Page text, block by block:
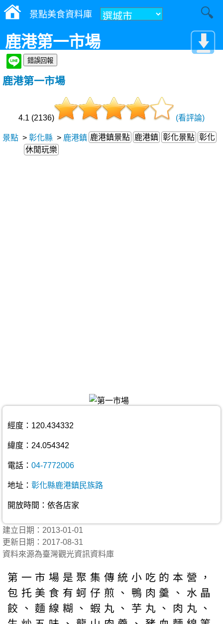
景點美食資料庫
鹿港第一市場
鹿港第一市場
4.1 (2136) (看評論)
景點 > 彰化縣 > 鹿港鎮 鹿港鎮景點 鹿港鎮 彰化景點 彰化
休閒玩樂
經度：120.434332
緯度：24.054342
電話： 04-7772006
地址： 彰化縣鹿港鎮民族路
開放時間：依各店家
建立日期：2013-01-01
更新日期：2017-08-31
資料來源為臺灣觀光資訊資料庫
第一市場是聚集傳統小吃的本營，
包托美食有蚵仔煎、鴨肉羹、水晶
餃、麵線糊、蝦丸、芋丸、肉丸、